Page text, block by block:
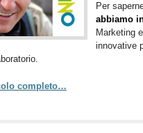
Per
abbiamo
Marketing
innovative
completo…